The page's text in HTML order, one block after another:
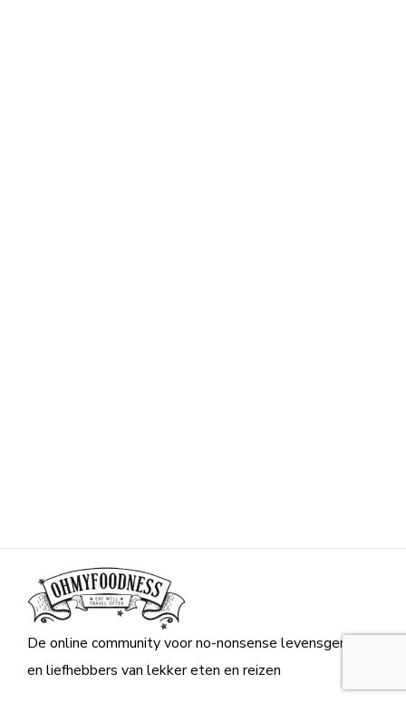
De online community voor no-nonsense levensgenieters
en liefhebbers van lekker eten en reizen